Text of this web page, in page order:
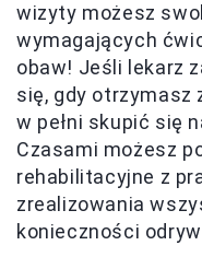
wizyty możesz
wymagających
obaw! Jeśli lekarz
się, gdy otrzymasz
w pełni skupić się
Czasami możesz
rehabilitacyjne z
zrealizowania
konieczności